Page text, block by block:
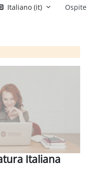
Italiano ‎(it)‎ Ospite
Italiana